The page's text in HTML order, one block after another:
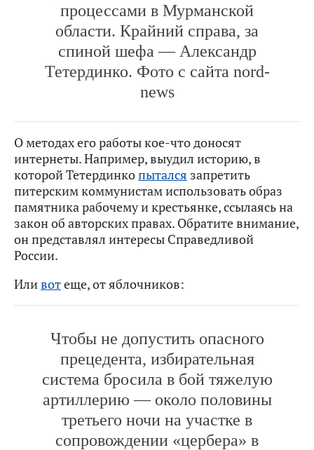
процессами в Мурманской
области. Крайний справа, за
спиной шефа — Александр
Тетердинко. Фото с сайта nord-
news
О методах его работы кое-что доносят
интернеты. Например, выудил историю, в
которой Тетердинкопытался запретить
питерским коммунистам использовать образ
памятника рабочему и крестьянке, ссылаясь на
закон об авторских правах. Обратите внимание,
он представлял интересы Справедливой
России.
Иливотеще, от яблочников:
Чтобы не допустить опасного
прецедента, избирательная
система бросила в бой тяжелую
артиллерию — около половины
третьего ночи на участке в
сопровождении «цербера» в